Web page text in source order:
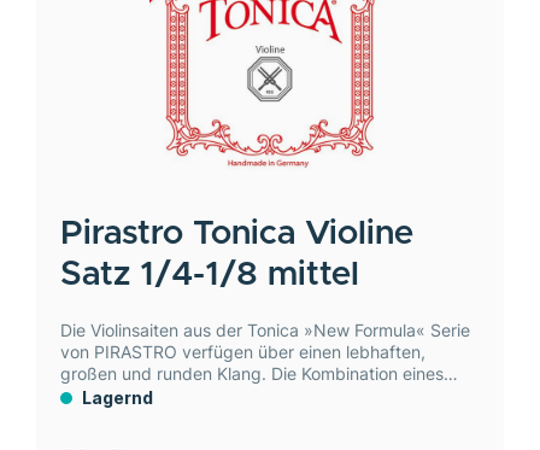
Pirastro Tonica Violine
Satz 1/4-1/8 mittel
Die Violinsaiten aus der Tonica »New Formula« Serie
von PIRASTRO verfügen über einen lebhaften,
großen und runden Klang. Die Kombination eines
modernen Nylonkerns mit einer Umwicklung aus
Lagernd